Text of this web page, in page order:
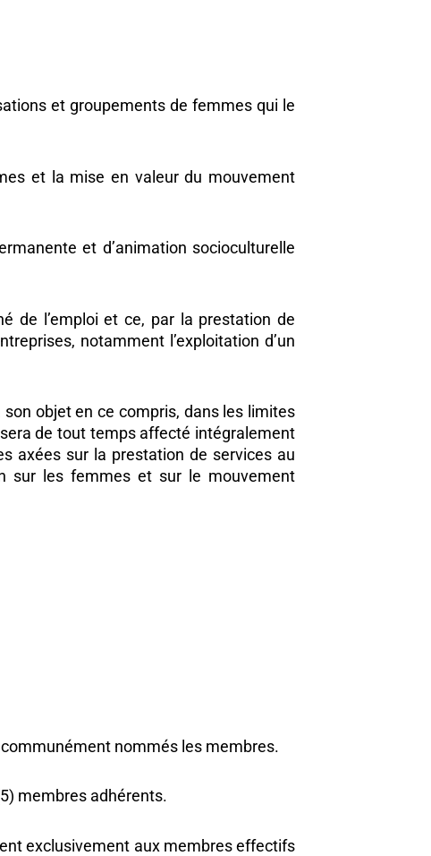
et groupements de femmes qui le
et la mise en valeur du mouvement
et d’animation socioculturelle
de l’emploi et ce, par la prestation de
notamment l’exploitation d’un
objet en ce compris, dans les limites
de tout temps affecté intégralement
axées sur la prestation de services au
sur les femmes et sur le mouvement
nommés les membres.
membres adhérents.
exclusivement aux membres effectifs